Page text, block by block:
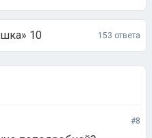
10 153 ответа
#8